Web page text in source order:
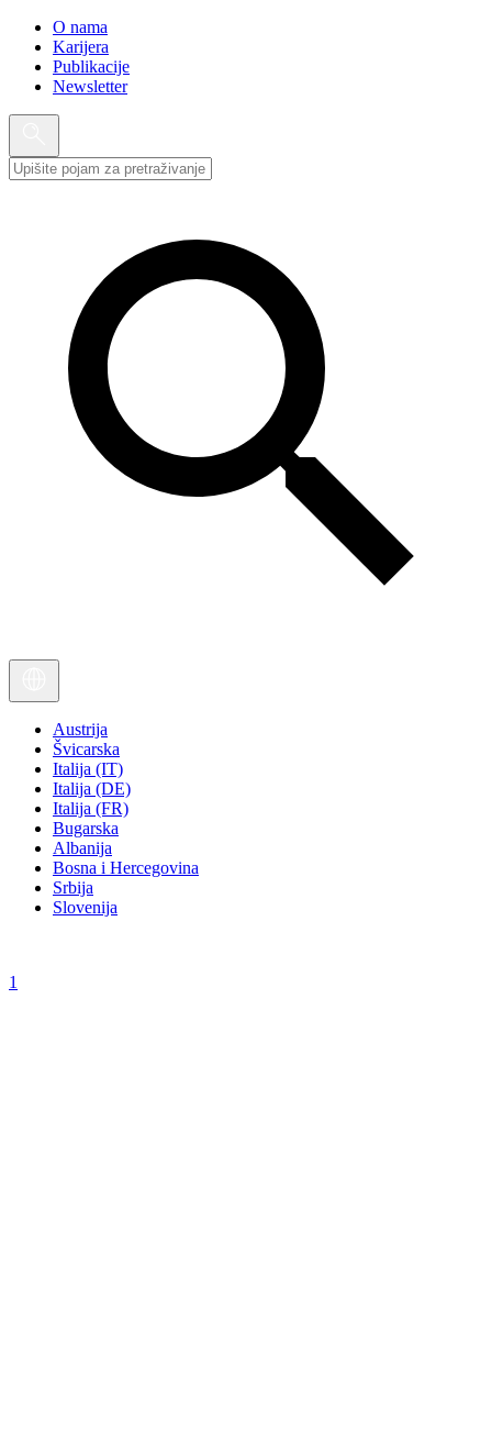
O nama
Karijera
Publikacije
Newsletter
Austrija
Švicarska
Italija (IT)
Italija (DE)
Italija (FR)
Bugarska
Albanija
Bosna i Hercegovina
Srbija
Slovenija
1